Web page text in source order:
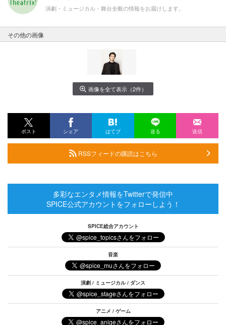
演劇・ミュージカル・舞台全般の情報をお届けします。
その他の画像
画像を全て表示（2件）
ポスト シェア はてブ 送る 送信
RSSフィードの購読はこちら
多彩なエンタメ情報をTwitterで発信中
SPICE公式アカウントをフォローしよう！
SPICE総合アカウント
音楽
演劇 / ミュージカル / ダンス
アニメ / ゲーム